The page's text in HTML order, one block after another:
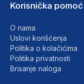
Korisnička pomoć
O nama
Uslovi korišćenja
Politika o kolačićima
Politika privatnosti
Brisanje naloga